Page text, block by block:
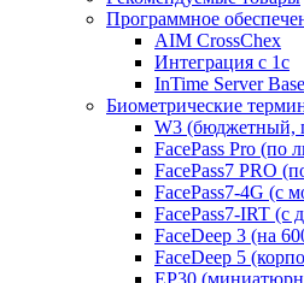
Программное
AIM CrossChex
Интеграция с 1с
InTime Server
Биометрические
W3 (бюджетный,
FacePass Pro (по
FacePass7 PRO
FacePass7-4G (с
FacePass7-IRT (с
FaceDeep 3 (на
FaceDeep 5
EP30